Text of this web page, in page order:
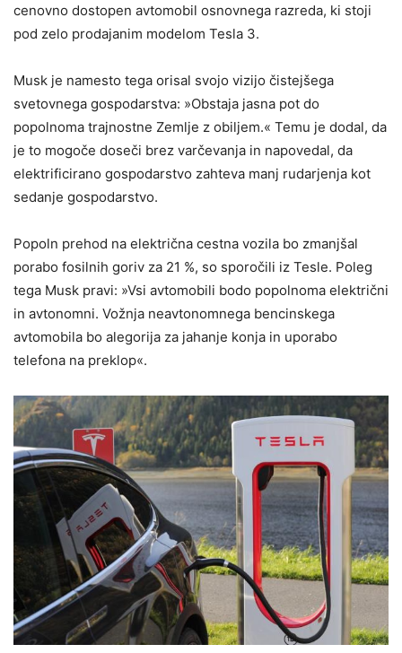
cenovno dostopen avtomobil osnovnega razreda, ki stoji
pod zelo prodajanim modelom Tesla 3.
Musk je namesto tega orisal svojo vizijo čistejšega
svetovnega gospodarstva: »Obstaja jasna pot do
popolnoma trajnostne Zemlje z obiljem.« Temu je dodal, da
je to mogoče doseči brez varčevanja in napovedal, da
elektrificirano gospodarstvo zahteva manj rudarjenja kot
sedanje gospodarstvo.
Popoln prehod na električna cestna vozila bo zmanjšal
porabo fosilnih goriv za 21 %, so sporočili iz Tesle. Poleg
tega Musk pravi: »Vsi avtomobili bodo popolnoma električni
in avtonomni. Vožnja neavtonomnega bencinskega
avtomobila bo alegorija za jahanje konja in uporabo
telefona na preklop«.